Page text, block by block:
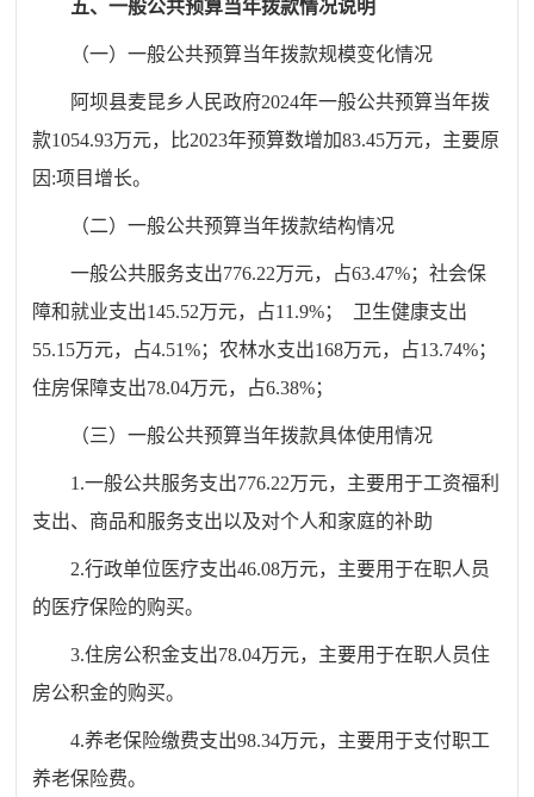
五、一般公共预算当年拨款情况说明
（一）一般公共预算当年拨款规模变化情况
阿坝县麦昆乡人民政府2024年一般公共预算当年拨
款1054.93万元，比2023年预算数增加83.45万元， 主要原
因 :项目增长。
（二）一般公共预算当年拨款结构情况
一般公共服务支出776.22万元，占63.47%；社会保
障和就业支出145.52万元，占11.9%；
卫生健康支出
55.15万元， 占4.51%；农林水支出168万元，占13.74%；
住房保障支出78.04万元，占6.38%；
（三）一般公共预算当年拨款具体使用情况
1.一般公共服务支出776.22万元，主要用于工资福利
支出、商品和服务支出以及对个人和家庭的补助
2.行政单位医疗支出46.08万元，主要用于在职人员
的医疗保险的购买。
3.住房公积金支出78.04万元，主要用于在职人员住
房公积金的购买。
4.养老保险缴费支出98.34万元，主要用于支付职工
养老保险费。